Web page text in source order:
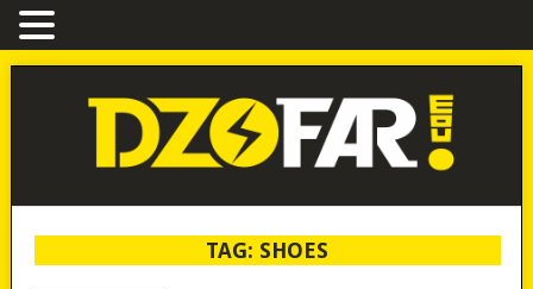
TAG: SHOES